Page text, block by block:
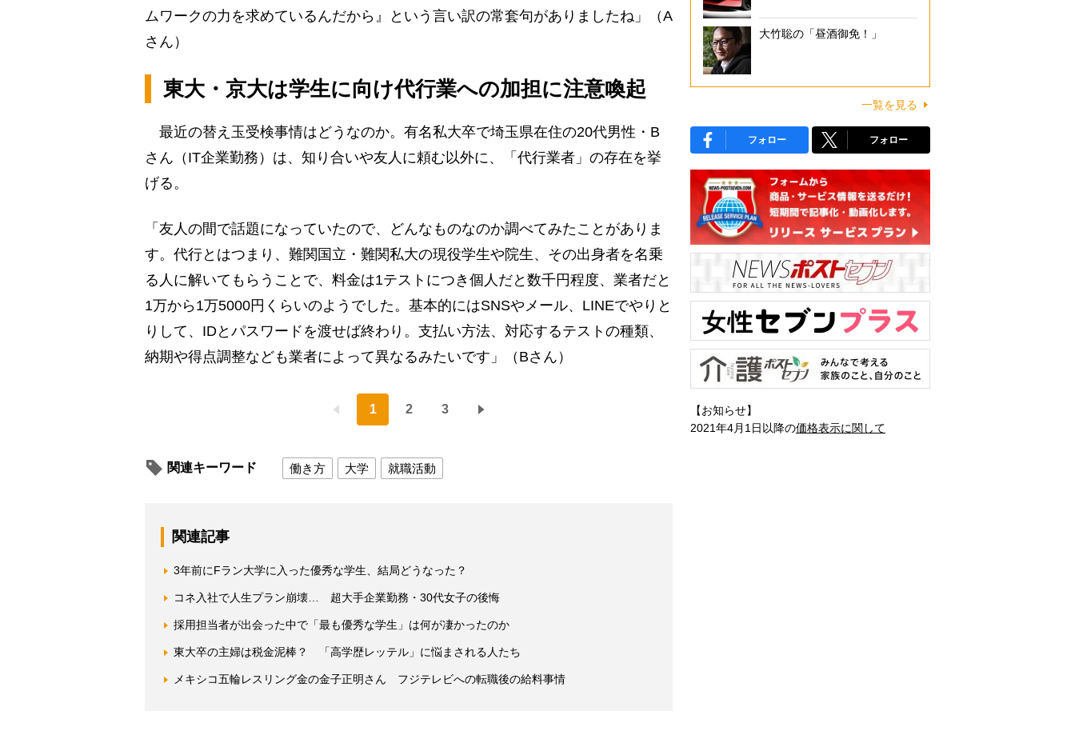
ムワークの力を求めているんだから』という言い訳の常套句がありましたね」（A
さん）
東大・京大は学生に向け代行業への加担に注意喚起
最近の替え玉受検事情はどうなのか。有名私大卒で埼玉県在住の20代男性・B
さん（IT企業勤務）は、知り合いや友人に頼む以外に、「代行業者」の存在を挙
げる。
「友人の間で話題になっていたので、どんなものなのか調べてみたことがありま
す。代行とはつまり、難関国立・難関私大の現役学生や院生、その出身者を名乗
る人に解いてもらうことで、料金は1テストにつき個人だと数千円程度、業者だと
1万から1万5000円くらいのようでした。基本的にはSNSやメール、LINEでやりと
りして、IDとパスワードを渡せば終わり。支払い方法、対応するテストの種類、
納期や得点調整なども業者によって異なるみたいです」（Bさん）
1 2 3
関連キーワード 働き方 大学 就職活動
関連記事
3年前にFラン大学に入った優秀な学生、結局どうなった？
コネ入社で人生プラン崩壊… 超大手企業勤務・30代女子の後悔
採用担当者が出会った中で「最も優秀な学生」は何が凄かったのか
東大卒の主婦は税金泥棒？ 「高学歴レッテル」に悩まされる人たち
メキシコ五輪レスリング金の金子正明さん フジテレビへの転職後の給料事情
大竹聡の「昼酒御免！」
一覧を見る
フォロー フォロー
【お知らせ】
2021年4月1日以降の価格表示に関して